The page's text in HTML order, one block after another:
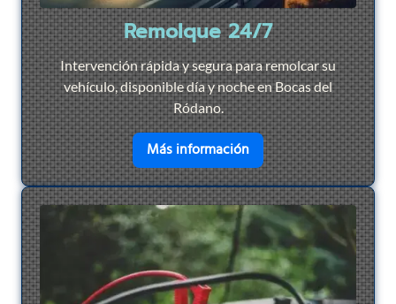
Remolque 24/7
Intervención rápida y segura para remolcar su
vehículo, disponible día y noche en Bocas del
Ródano.
Más informaciónen savoir plus sur